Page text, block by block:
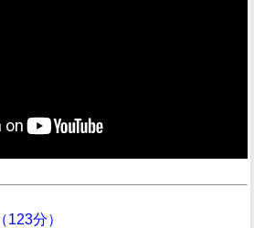
（123分）